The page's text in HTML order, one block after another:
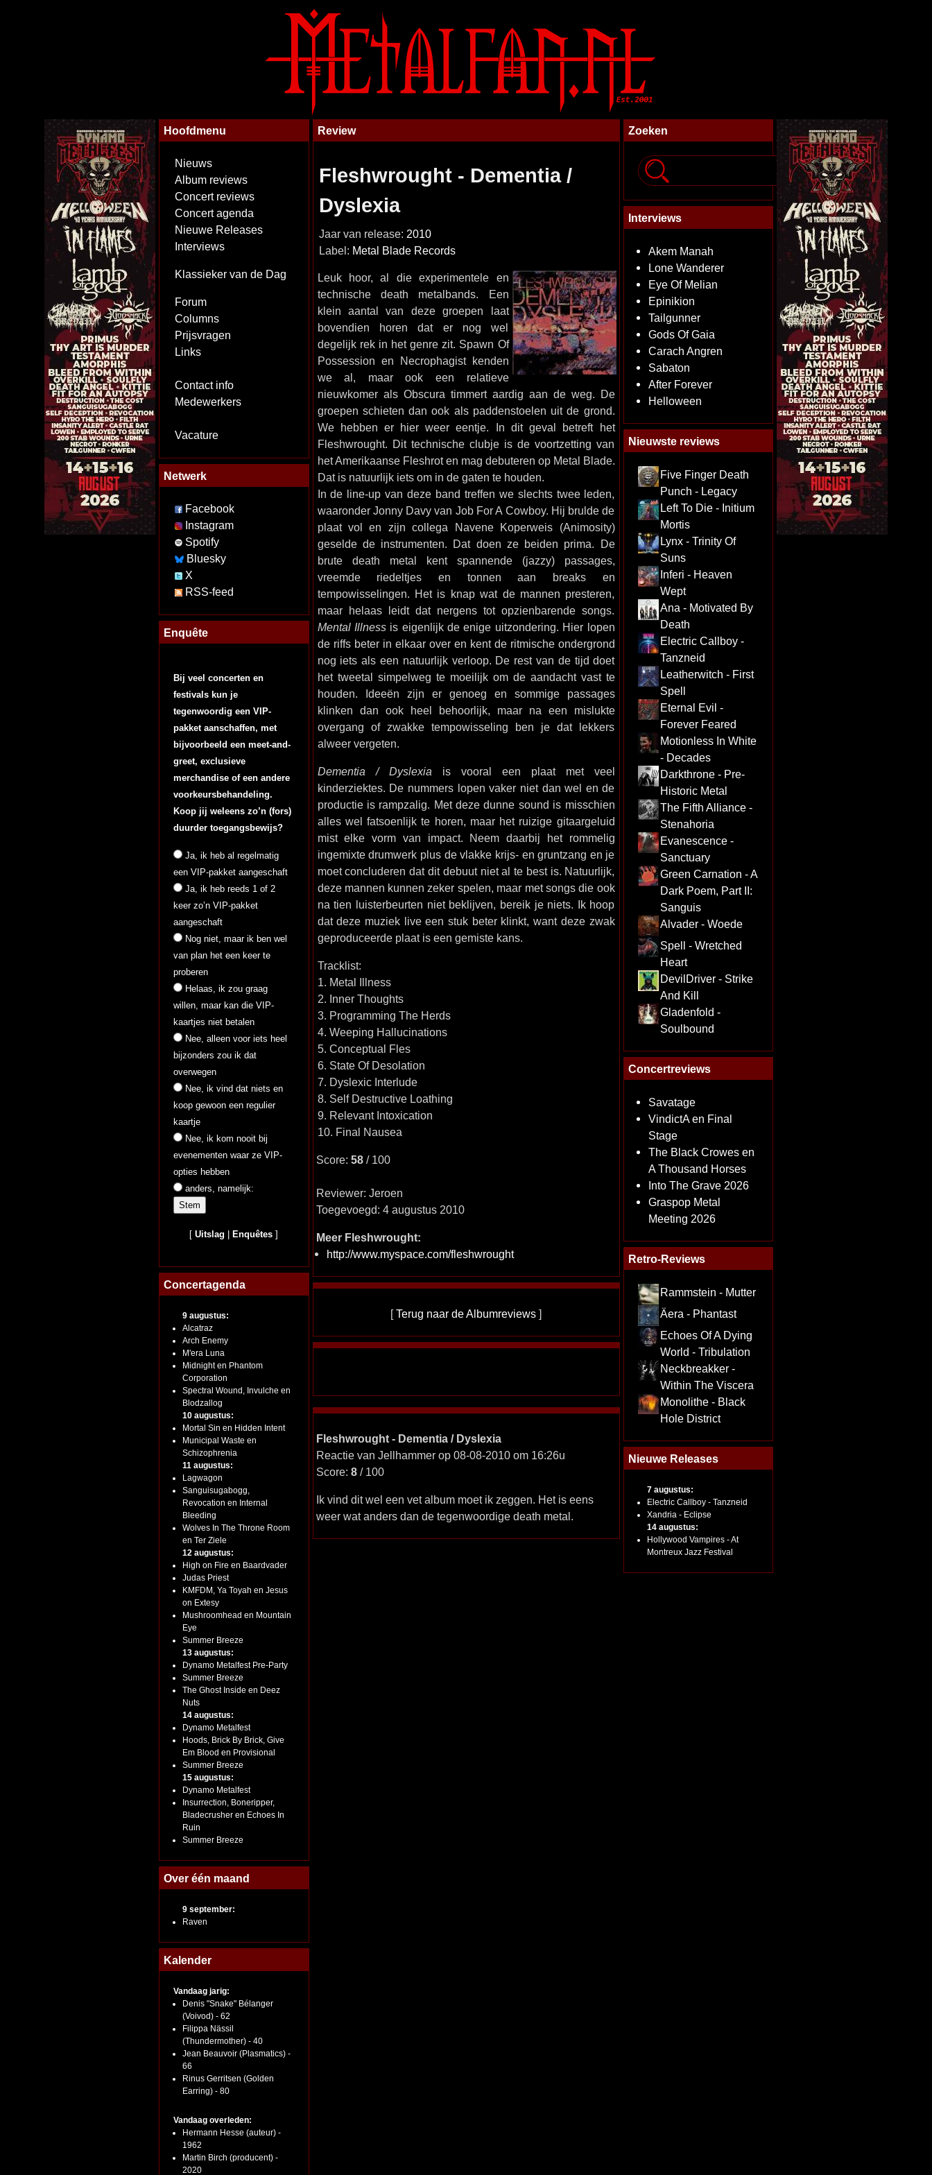
Hoofdmenu
Nieuws
Album reviews
Concert reviews
Concert agenda
Nieuwe Releases
Interviews
Klassieker van de Dag
Forum
Columns
Prijsvragen
Links
Contact info
Medewerkers
Vacature
Netwerk
Facebook
Instagram
Spotify
Bluesky
X
RSS-feed
Enquête
Bij veel concerten en
festivals kun je
tegenwoordig een VIP-
pakket aanschaffen, met
bijvoorbeeld een meet-and-
greet, exclusieve
merchandise of een andere
voorkeursbehandeling.
Koop jij weleens zo’n (fors)
duurder toegangsbewijs?
Ja, ik heb al regelmatig
een VIP-pakket aangeschaft
Ja, ik heb reeds 1 of 2
keer zo’n VIP-pakket
aangeschaft
Nog niet, maar ik ben wel
van plan het een keer te
proberen
Helaas, ik zou graag
willen, maar kan die VIP-
kaartjes niet betalen
Nee, alleen voor iets heel
bijzonders zou ik dat
overwegen
Nee, ik vind dat niets en
koop gewoon een regulier
kaartje
Nee, ik kom nooit bij
evenementen waar ze VIP-
opties hebben
anders, namelijk:
[Uitslag Enquêtes ]
Concertagenda
9 augustus:
Alcatraz
Arch Enemy
M'era Luna
Midnight en Phantom
Corporation
Spectral Wound, Invulche en
Blodzallog
10 augustus:
Mortal Sin en Hidden Intent
Municipal Waste en
Schizophrenia
11 augustus:
Lagwagon
Sanguisugabogg,
Revocation en Internal
Bleeding
Wolves In The Throne Room
en Ter Ziele
12 augustus:
High on Fire en Baardvader
Judas Priest
KMFDM, Ya Toyah en Jesus
on Extesy
Mushroomhead en Mountain
Eye
Summer Breeze
13 augustus:
Dynamo Metalfest Pre-Party
Summer Breeze
The Ghost Inside en Deez
Nuts
14 augustus:
Dynamo Metalfest
Hoods, Brick By Brick, Give
Em Blood en Provisional
Summer Breeze
15 augustus:
Dynamo Metalfest
Insurrection, Boneripper,
Bladecrusher en Echoes In
Ruin
Summer Breeze
Over één maand
9 september:
Raven
Kalender
Vandaag jarig:
Denis "Snake" Bélanger
(Voivod) - 62
Filippa Nässil
(Thundermother) - 40
Jean Beauvoir (Plasmatics) -
66
Rinus Gerritsen (Golden
Earring) - 80
Vandaag overleden:
Hermann Hesse (auteur) -
1962
Martin Birch (producent) -
2020
Review
Fleshwrought - Dementia /
Dyslexia
Jaar van release: 2010
Label: Metal Blade Records
Leuk hoor, al die experimentele en
technische death metalbands. Een
klein aantal van deze groepen laat
bovendien horen dat er nog wel
degelijk rek in het genre zit. Spawn Of
Possession en Necrophagist kenden
we al, maar ook een relatieve
nieuwkomer als Obscura timmert aardig aan de weg. De
groepen schieten dan ook als paddenstoelen uit de grond.
We hebben er hier weer eentje. In dit geval betreft het
Fleshwrought. Dit technische clubje is de voortzetting van
het Amerikaanse Fleshrot en mag debuteren op Metal Blade.
Dat is natuurlijk iets om in de gaten te houden.
In de line-up van deze band treffen we slechts twee leden,
waaronder Jonny Davy van Job For A Cowboy. Hij brulde de
plaat vol en zijn collega Navene Koperweis (Animosity)
geselde de instrumenten. Dat doen ze beiden prima. De
brute death metal kent spannende (jazzy) passages,
vreemde riedeltjes en tonnen aan breaks en
tempowisselingen. Het is knap wat de mannen presteren,
maar helaas leidt dat nergens tot opzienbarende songs.
Mental Illnessis eigenlijk de enige uitzondering. Hier lopen
de riffs beter in elkaar over en kent de ritmische ondergrond
nog iets als een natuurlijk verloop. De rest van de tijd doet
het tweetal simpelweg te moeilijk om de aandacht vast te
houden. Ideeën zijn er genoeg en sommige passages
klinken dan ook heel behoorlijk, maar na een mislukte
overgang of zwakke tempowisseling ben je dat lekkers
alweer vergeten.
Dementia / Dyslexia is vooral een plaat met veel
kinderziektes. De nummers lopen vaker niet dan wel en de
productie is rampzalig. Met deze dunne sound is misschien
alles wel fatsoenlijk te horen, maar het ruizige gitaargeluid
mist elke vorm van impact. Neem daarbij het rommelig
ingemixte drumwerk plus de vlakke krijs- en gruntzang en je
moet concluderen dat dit debuut niet al te best is. Natuurlijk,
deze mannen kunnen zeker spelen, maar met songs die ook
na tien luisterbeurten niet beklijven, bereik je niets. Ik hoop
dat deze muziek live een stuk beter klinkt, want deze zwak
geproduceerde plaat is een gemiste kans.
Tracklist:
1. Metal Illness
2. Inner Thoughts
3. Programming The Herds
4. Weeping Hallucinations
5. Conceptual Fles
6. State Of Desolation
7. Dyslexic Interlude
8. Self Destructive Loathing
9. Relevant Intoxication
10. Final Nausea
Score: 58/ 100
Reviewer: Jeroen
Toegevoegd: 4 augustus 2010
Meer Fleshwrought:
http://www.myspace.com/fleshwrought
[Terug naar de Albumreviews ]
Fleshwrought - Dementia / Dyslexia
Reactie van Jellhammer op 08-08-2010 om 16:26u
Score: 8/ 100
Ik vind dit wel een vet album moet ik zeggen. Het is eens
weer wat anders dan de tegenwoordige death metal.
Zoeken
Interviews
Akem Manah
Lone Wanderer
Eye Of Melian
Epinikion
Tailgunner
Gods Of Gaia
Carach Angren
Sabaton
After Forever
Helloween
Nieuwste reviews
Five Finger Death
Punch - Legacy
Left To Die - Initium
Mortis
Lynx - Trinity Of
Suns
Inferi - Heaven
Wept
Ana - Motivated By
Death
Electric Callboy -
Tanzneid
Leatherwitch - First
Spell
Eternal Evil -
Forever Feared
Motionless In White
- Decades
Darkthrone - Pre-
Historic Metal
The Fifth Alliance -
Stenahoria
Evanescence -
Sanctuary
Green Carnation - A
Dark Poem, Part II:
Sanguis
Alvader - Woede
Spell - Wretched
Heart
DevilDriver - Strike
And Kill
Gladenfold -
Soulbound
Concertreviews
Savatage
VindictA en Final
Stage
The Black Crowes en
A Thousand Horses
Into The Grave 2026
Graspop Metal
Meeting 2026
Retro-Reviews
Rammstein - Mutter
Äera - Phantast
Echoes Of A Dying
World - Tribulation
Neckbreakker -
Within The Viscera
Monolithe - Black
Hole District
Nieuwe Releases
7 augustus:
Electric Callboy - Tanzneid
Xandria - Eclipse
14 augustus:
Hollywood Vampires - At
Montreux Jazz Festival